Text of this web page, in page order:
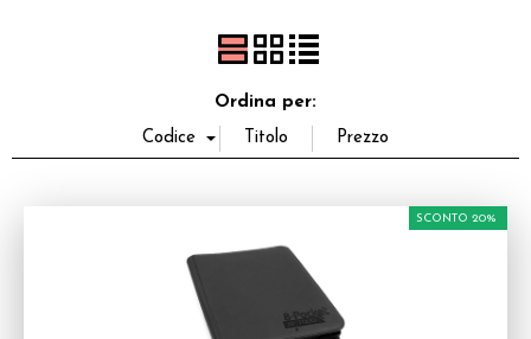
Ordina per:
SCONTO 20%